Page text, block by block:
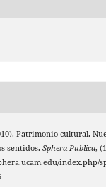
Patrimonio cultural.
sentidos. Sphera Publica,
index.php/